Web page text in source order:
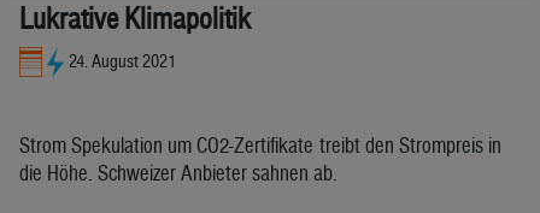
Lukrative Klimapolitik
24. August 2021
Strom Spekulation um CO2-Zertifikate treibt den Strompreis in
die Höhe. Schweizer Anbieter sahnen ab.